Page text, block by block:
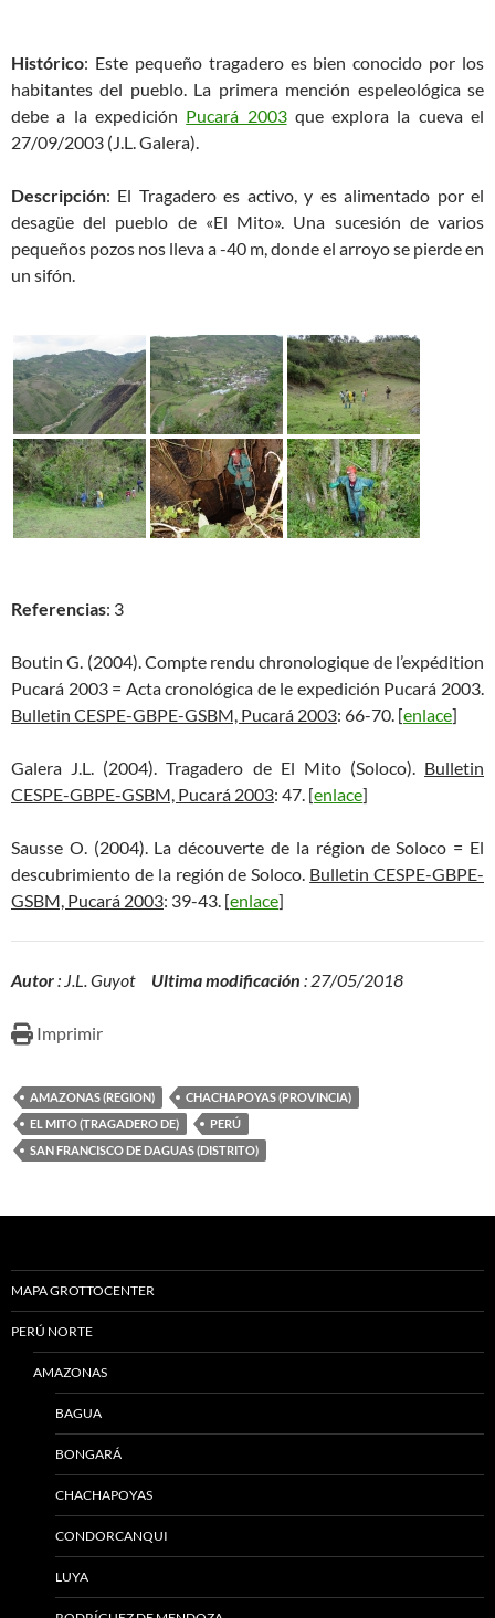
Histórico: Este pequeño tragadero es bien conocido por los
habitantes del pueblo. La primera mención espeleológica se
debe a la expedición Pucará 2003que explora la cueva el
27/09/2003 (J.L. Galera).
Descripción: El Tragadero es activo, y es alimentado por el
desagüe del pueblo de «El Mito». Una sucesión de varios
pequeños pozos nos lleva a -40 m, donde el arroyo se pierde en
un sifón.
Referencias: 3
Boutin G. (2004). Compte rendu chronologique de l’expédition
Pucará 2003 = Acta cronológica de le expedición Pucará 2003.
Bulletin CESPE-GBPE-GSBM, Pucará 2003: 66-70. [enlace]
Galera J.L. (2004). Tragadero de El Mito (Soloco). Bulletin
CESPE-GBPE-GSBM, Pucará 2003: 47. [enlace]
Sausse O. (2004). La découverte de la région de Soloco = El
descubrimiento de la región de Soloco. Bulletin CESPE-GBPE-
GSBM, Pucará 2003: 39-43. [enlace]
Autor: J.L. Guyot Ultima modificación : 27/05/2018
Imprimir
AMAZONAS (REGION)
CHACHAPOYAS (PROVINCIA)
EL MITO (TRAGADERO DE)
PERÚ
SAN FRANCISCO DE DAGUAS (DISTRITO)
MAPA GROTTOCENTER
PERÚ NORTE
AMAZONAS
BAGUA
BONGARÁ
CHACHAPOYAS
CONDORCANQUI
LUYA